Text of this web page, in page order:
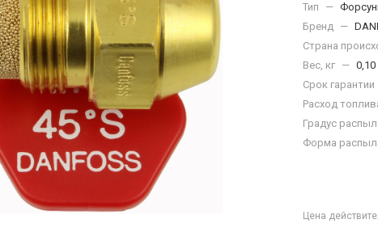
Тип —
Бренд —
Страна
Вес, кг — 0,10
Срок гарантии
Расход
Градус
Форма
Цена